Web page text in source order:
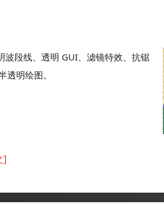
波段线、透明 GUI、滤镜特效、抗锯
明绘图。
]